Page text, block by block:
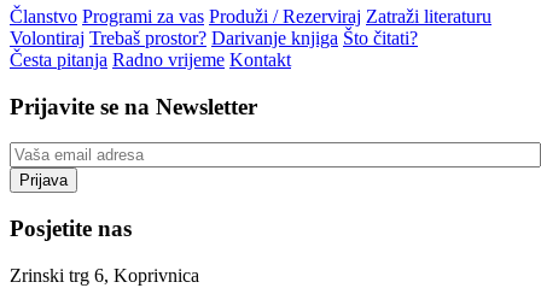
Članstvo Programi za vas Produži / Rezerviraj Zatraži literaturu
Volontiraj Trebaš prostor? Darivanje knjiga Što čitati?
Česta pitanja Radno vrijeme Kontakt
Prijavite se na Newsletter
Posjetite nas
Zrinski trg 6, Koprivnica